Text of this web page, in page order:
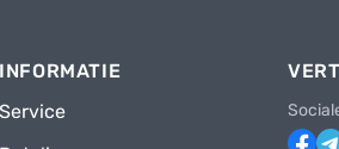
INFORMATIE
Service